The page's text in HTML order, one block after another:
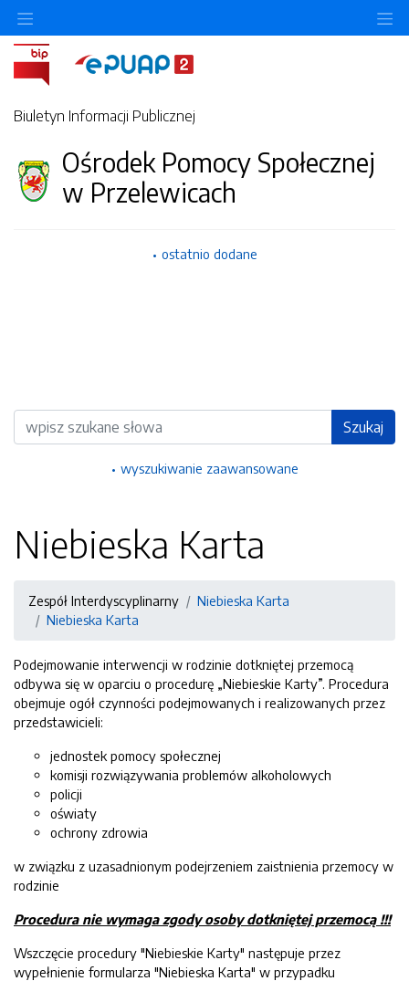
Biuletyn Informacji Publicznej
Ośrodek Pomocy Społecznej
w Przelewicach
ostatnio dodane
Wyszukiwarka Szukaj
wyszukiwanie zaawansowane
Niebieska Karta
Zespół Interdyscyplinarny
Niebieska Karta
Niebieska Karta
Podejmowanie interwencji w rodzinie dotkniętej przemocą
odbywa się w oparciu o procedurę „Niebieskie Karty”. Procedura
obejmuje ogół czynności podejmowanych i realizowanych przez
przedstawicieli:
jednostek pomocy społecznej
komisji rozwiązywania problemów alkoholowych
policji
oświaty
ochrony zdrowia
w związku z uzasadnionym podejrzeniem zaistnienia przemocy w
rodzinie
Procedura nie wymaga zgody osoby dotkniętej przemocą !!!
Wszczęcie procedury "Niebieskie Karty" następuje przez
wypełnienie formularza "Niebieska Karta" w przypadku